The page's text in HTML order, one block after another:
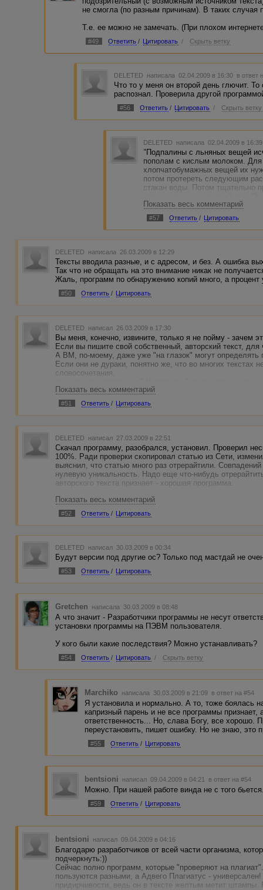
не смогла (по разным причинам). В таких случая
Т.е. ее можно не замечать. (При плохом
#49 Ответить / Цитировать / Скрыть ветку
DELETED написала 02.04.2009 в 16:30 в ответ
Что то у меня он второй день глючит.
распознал. Проверила другой
#56 Ответить / Цитировать / Скрыть ветку
DELETED написала 02.04.2009 в
"Подпалины с льняных вещей
пополам с кислым молоком.
хлопчатобумажных вещей их
потом протереть следующим
стакан воды. Потом тщательно
промыть его водой с
Решила этот текст найти.
Финдер выдал 2 сайта...
Показать весь комментарий
#57 Ответить / Цитировать
DELETED написала 26.03.2009 в 12:29
Тексты вводила разные, и с адресом, и без. А ошибка
Так что не обращать на это внимание никак не
Жаль, программ по обнаружению копий много, а процент
#50 Ответить / Цитировать
DELETED написал 26.03.2009 в 17:30
Вы меня, конечно, извините, только я не пойму - зачем
Если вы пишите свой собственный, авторский текст, для
А ВМ, по-моему, даже уже "на глазок" могут определять
Если они не дураки, понятно же, что во многих текстах
словосочетания,
по-другому назвать???? ЗАЧЕМ?
Показать весь комментарий
#51 Ответить / Цитировать
DELETED написал 27.03.2009 в 22:51
Скачал программу, разобрался, установил. Проверил
100%. Ради проверки скопировал статью из Сети,
выяснил, что статью много раз отрерайтили.
нулевую уникальность. Надо еще что-нибудь
авторского текста признает - хорошая программа.
Показать весь комментарий
#52 Ответить / Цитировать
DELETED написал 30.03.2009 в 00:34
Будут версии под другие ос? Только под мастдай не
#53 Ответить / Цитировать
Gretchen написала 30.03.2009 в 08:48
А что значит - Разработчики программы не несут
установки программы на ПЭВМ пользователя.
У кого были какие последствия? Можно устанавливать?
#54 Ответить / Цитировать / Скрыть ветку
Marchiko написала 30.03.2009 в 21:09 в ответ на #54
Я установила и нормально. А то, тоже боялась
капризный парень и не все программы признает,
ответственность... Но, слава Богу, все хорошо.
переустановить, пишет ошибку. Но не знаю, это
#55 Ответить / Цитировать
bentsioni написал 09.04.2009 в 04:21 в ответ на #54
Можно. При нашей работе винда не с того
#59 Ответить / Цитировать
bentsioni написал 09.04.2009 в 04:16
Благодарю разработчиков от всей части организма,
подчеркнуть:))
Сейчас полно программ, которые "проверяют на
пользуются разными, а Адвего Плагиатус -
придирчивости, ведь он в тексте желтым метит штампы.